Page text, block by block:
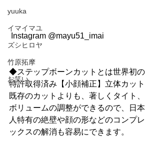
yuuka
イマイマユ
ズシヒロヤ
竹原拓摩
お笑い
Instagram @mayu51_imai
◆ステップボーンカットとは世界初の
特許取得済み【小顔補正】立体カット
既存のカットよりも、著しくタイト、
ボリュームの調整ができるので、日本
人特有の絶壁や顔の形などのコンプレ
ックスの解消も容易にできます。